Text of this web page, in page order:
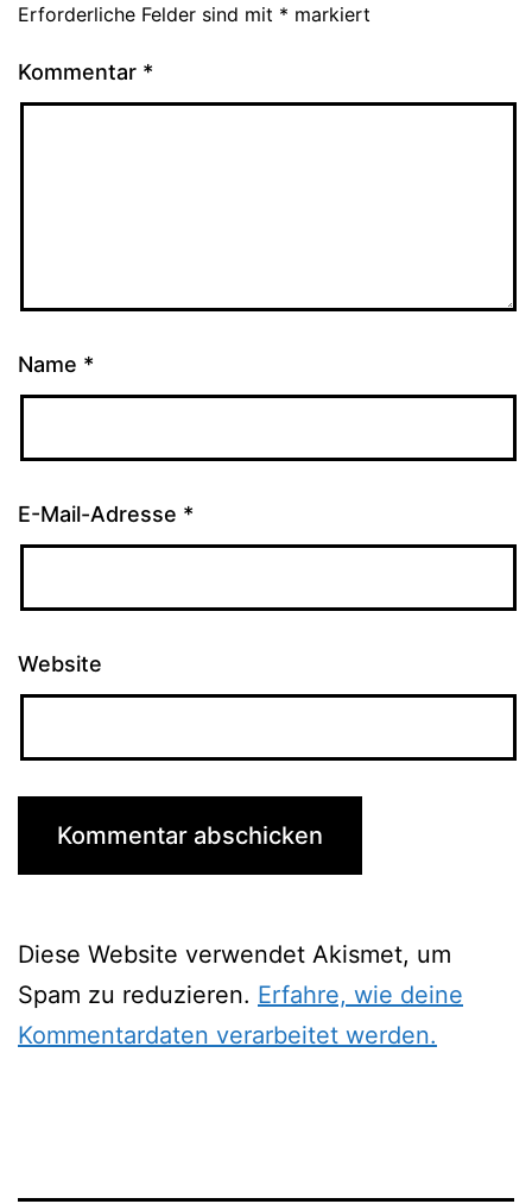
Erforderliche Felder sind mit * markiert
Kommentar *
Name *
E-Mail-Adresse *
Website
Diese Website verwendet Akismet, um
Spam zu reduzieren. Erfahre, wie deine
Kommentardaten verarbeitet werden.